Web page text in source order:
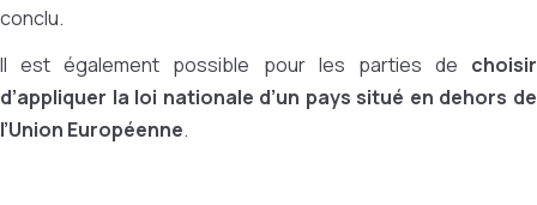
conclu.
Il est également possible pour les parties de choisir
d’appliquer la loi nationale d’un pays situé en dehors de
l’Union Européenne.